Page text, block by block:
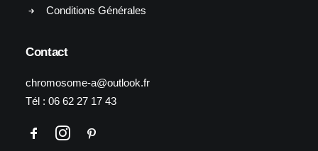
Conditions Générales
Contact
chromosome-a@outlook.fr
Tél : 06 62 27 17 43